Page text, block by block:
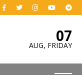
07
AUG, FRIDAY